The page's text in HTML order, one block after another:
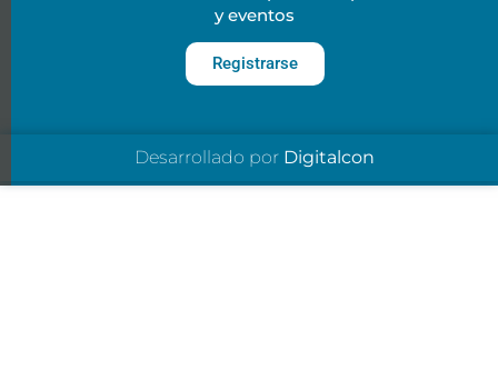
y eventos
Registrarse
Desarrollado por Digitalcon